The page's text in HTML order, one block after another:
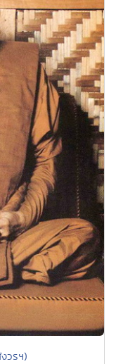
วรฯ)